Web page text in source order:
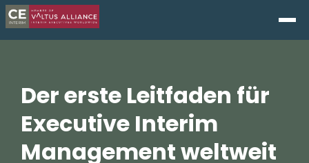
Der erste Leitfaden für
Executive Interim
Management weltweit